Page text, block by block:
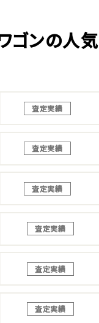
ゴンの人
査定実績
査定実績
査定実績
査定実績
査定実績
査定実績